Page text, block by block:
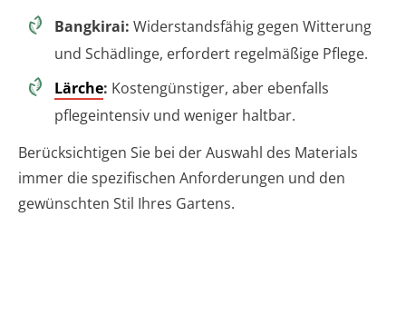
Bangkirai: Widerstandsfähig gegen Witterung
und Schädlinge, erfordert regelmäßige Pflege.
Lärche: Kostengünstiger, aber ebenfalls
pflegeintensiv und weniger haltbar.
Berücksichtigen Sie bei der Auswahl des Materials
immer die spezifischen Anforderungen und den
gewünschten Stil Ihres Gartens.